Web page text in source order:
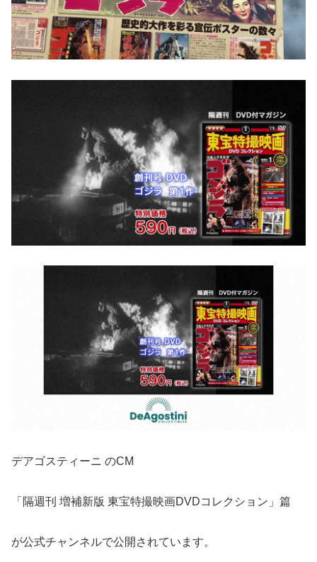
デアゴスティーニ のCM
「隔週刊 増補新版 東宝特撮映画DVDコレクション」篇
が公式チャンネルで公開されています。